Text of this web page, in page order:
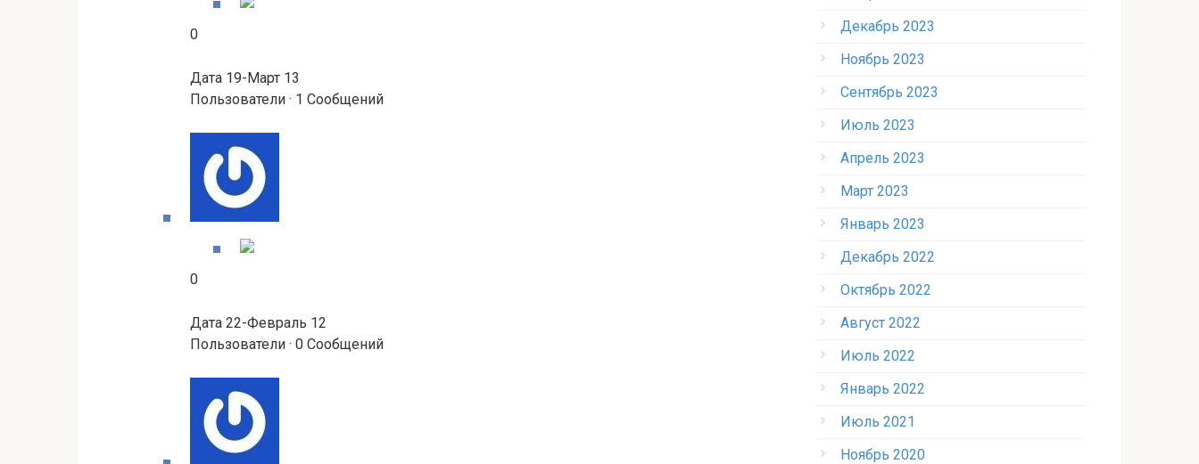
0
Дата 19-Март 13
Пользователи · 1 Сообщений
0
Дата 22-Февраль 12
Пользователи · 0 Сообщений
Декабрь 2023
Ноябрь 2023
Сентябрь 2023
Июль 2023
Апрель 2023
Март 2023
Январь 2023
Декабрь 2022
Октябрь 2022
Август 2022
Июль 2022
Январь 2022
Июль 2021
Ноябрь 2020